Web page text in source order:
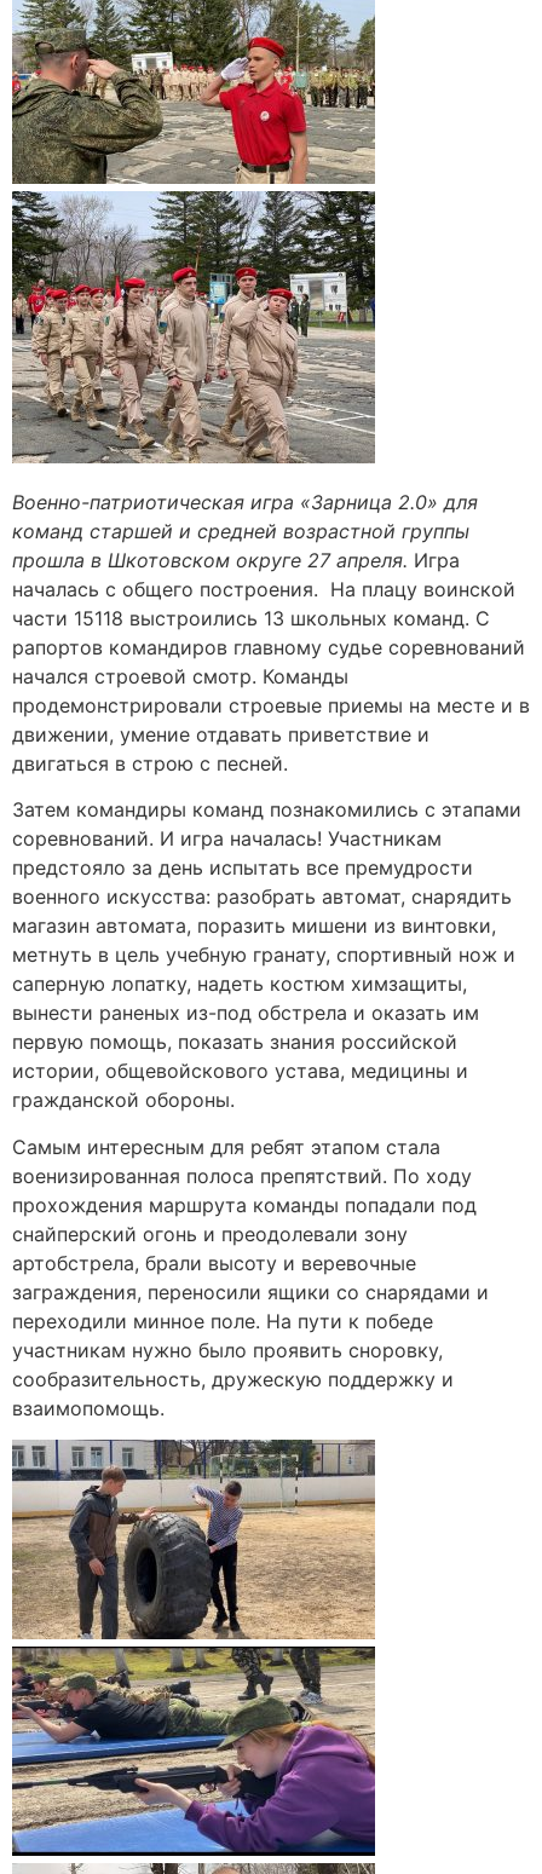
Военно-патриотическая игра «Зарница 2.0» для
команд старшей и средней возрастной группы
прошла в Шкотовском округе 27 апреля. Игра
началась с общего построения. На плацу воинской
части 15118 выстроились 13 школьных команд. С
рапортов командиров главному судье соревнований
начался строевой смотр. Команды
продемонстрировали строевые приемы на месте и в
движении, умение отдавать приветствие и
двигаться в строю с песней.
Затем командиры команд познакомились с этапами
соревнований. И игра началась! Участникам
предстояло за день испытать все премудрости
военного искусства: разобрать автомат, снарядить
магазин автомата, поразить мишени из винтовки,
метнуть в цель учебную гранату, спортивный нож и
саперную лопатку, надеть костюм химзащиты,
вынести раненых из-под обстрела и оказать им
первую помощь, показать знания российской
истории, общевойскового устава, медицины и
гражданской обороны.
Самым интересным для ребят этапом стала
военизированная полоса препятствий. По ходу
прохождения маршрута команды попадали под
снайперский огонь и преодолевали зону
артобстрела, брали высоту и веревочные
заграждения, переносили ящики со снарядами и
переходили минное поле. На пути к победе
участникам нужно было проявить сноровку,
сообразительность, дружескую поддержку и
взаимопомощь.